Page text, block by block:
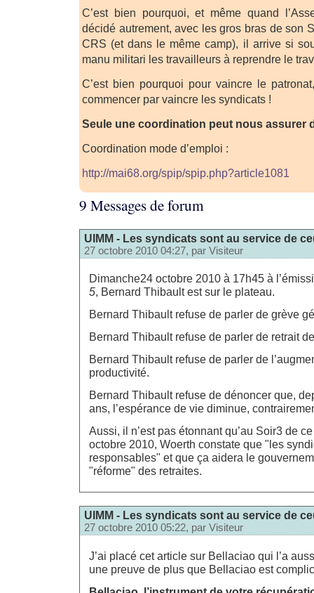
C’est bien pourquoi, et même quand
décidé autrement, avec les gros bras de son
CRS (et dans le même camp), il arrive si
manu militari les travailleurs à reprendre le
C’est bien pourquoi pour vaincre le
commencer par vaincre les syndicats !
Seule une coordination peut nous assurer
Coordination mode d’emploi :
http://mai68.org/spip/spip.php?article1081
9 Messages de forum
UIMM - Les syndicats sont au service de
27 octobre 2010 04:27, par Visiteur
Dimanche24 octobre 2010 à 17h45 à
5, Bernard Thibault est sur le plateau.
Bernard Thibault refuse de parler de grève
Bernard Thibault refuse de parler de retrait
Bernard Thibault refuse de parler de
productivité.
Bernard Thibault refuse de dénoncer que,
ans, l’espérance de vie diminue,
Aussi, il n’est pas étonnant qu’au Soir3 de
octobre 2010, Woerth constate que "les
responsables" et que ça aidera le
"réforme" des retraites.
UIMM - Les syndicats sont au service de
27 octobre 2010 05:22, par Visiteur
J’ai placé cet article sur Bellaciao qui l’a
une preuve de plus que Bellaciao est